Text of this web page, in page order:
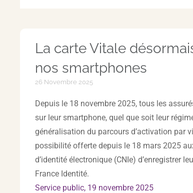
La carte Vitale
nos smartphones
26 Novembre 2025
Depuis le 18 novembre 2025, tous les
sur leur smartphone, quel que soit leur
généralisation du parcours d’activation par
possibilité offerte depuis le 18 mars 2025
d’identité électronique (CNIe) d’enregistrer
France Identité.
Service public, 19 novembre 2025